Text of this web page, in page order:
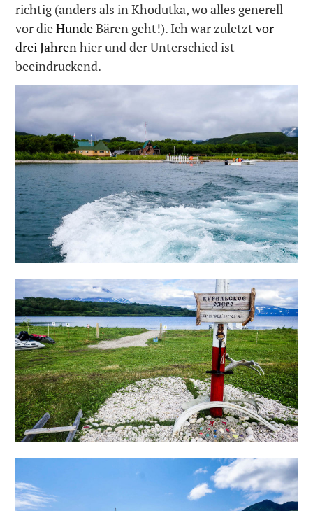
richtig (anders als in Khodutka, wo alles generell
vor dieHundeBären geht!). Ich war zuletztvor
drei Jahrenhier und der Unterschied ist
beeindruckend.